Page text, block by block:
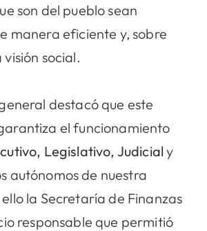
son del pueblo sean
manera eficiente y, sobre
social.
destacó que este
el funcionamiento
Legislativo, Judicialy
autónomos de nuestra
la Secretaría de Finanzas
responsable que permitió